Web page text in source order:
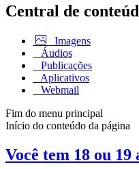
Central de
Imagens
Áudios
Publicações
Aplicativos
Webmail
Fim do menu principal
Início do conteúdo da página
Você tem 18 ou